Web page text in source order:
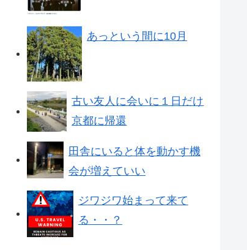
あっという間に10月
古い友人に会いに１日だけ
京都に帰還
田舎にいると体を動かす機
会が増えていい
ジワジワ始まって来て
る・・？